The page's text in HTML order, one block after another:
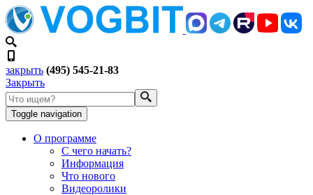
закрыть (495) 545-21-83
Закрыть
Toggle navigation
О программе
С чего начать?
Информация
Что нового
Видеоролики